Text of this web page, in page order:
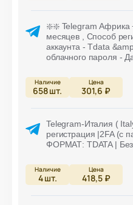
❇️❇️ Telegram
месяцев , Способ
аккаунта - Tdata
облачного пароля -
658шт. 301,6 ₽
Telegram-Италия (
регистрация |2FA (с
ФОРМАТ: TDATA |
4шт. 418,5 ₽